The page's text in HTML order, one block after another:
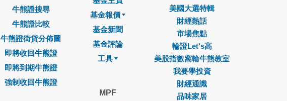
牛熊證搜尋
牛熊證比較
牛熊證街貨分佈圖
即將收回牛熊證
即將到期牛熊證
強制收回牛熊證
基金報價
基金新聞
基金評論
工具
MPF
美國大選特輯
財經熱話
市場焦點
輪證Let's高
美股指數窩輪牛熊教室
我要學投資
財經通識
品味家居